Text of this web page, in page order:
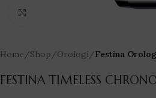
Home Shop Orologi Festina
FESTINA TIMELESS